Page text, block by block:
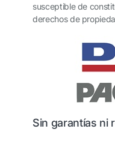
susceptible de
derechos de
Sin garantías ni